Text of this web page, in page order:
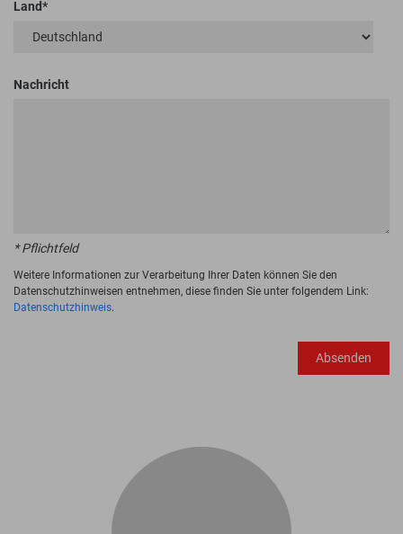
Land
Nachricht
* Pflichtfeld
Weitere Informationen zur Verarbeitung Ihrer Daten können Sie den
Datenschutzhinweisen entnehmen, diese finden Sie unter folgendem Link:
Datenschutzhinweis.
Absenden